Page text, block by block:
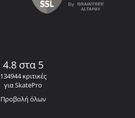
4.8 στα 5
134944 κριτικές
για SkatePro
Προβολή όλων